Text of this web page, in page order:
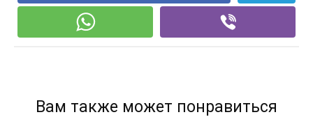
Вам также может понравиться